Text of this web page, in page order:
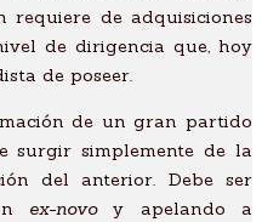
de adquisiciones
de dirigencia que, hoy
de poseer.
de un gran partido
surgir simplemente de la
del anterior. Debe ser
ex-novoy apelando a